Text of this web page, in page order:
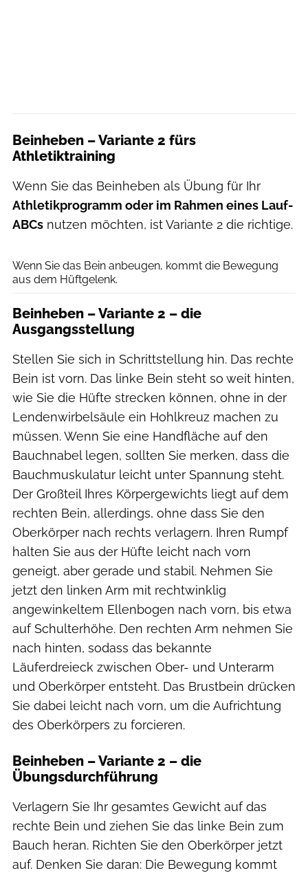
Beinheben – Variante 2 fürs
Athletiktraining
Wenn Sie das Beinheben als Übung für Ihr
Athletikprogramm oder im Rahmen eines Lauf-
ABCs nutzen möchten, ist Variante 2 die richtige.
Wenn Sie das Bein anbeugen, kommt die Bewegung
aus dem Hüftgelenk.
Beinheben – Variante 2 – die
Ausgangsstellung
Stellen Sie sich in Schrittstellung hin. Das rechte
Bein ist vorn. Das linke Bein steht so weit hinten,
wie Sie die Hüfte strecken können, ohne in der
Lendenwirbelsäule ein Hohlkreuz machen zu
müssen. Wenn Sie eine Handfläche auf den
Bauchnabel legen, sollten Sie merken, dass die
Bauchmuskulatur leicht unter Spannung steht.
Der Großteil Ihres Körpergewichts liegt auf dem
rechten Bein, allerdings, ohne dass Sie den
Oberkörper nach rechts verlagern. Ihren Rumpf
halten Sie aus der Hüfte leicht nach vorn
geneigt, aber gerade und stabil. Nehmen Sie
jetzt den linken Arm mit rechtwinklig
angewinkeltem Ellenbogen nach vorn, bis etwa
auf Schulterhöhe. Den rechten Arm nehmen Sie
nach hinten, sodass das bekannte
Läuferdreieck zwischen Ober- und Unterarm
und Oberkörper entsteht. Das Brustbein drücken
Sie dabei leicht nach vorn, um die Aufrichtung
des Oberkörpers zu forcieren.
Beinheben – Variante 2 – die
Übungsdurchführung
Verlagern Sie Ihr gesamtes Gewicht auf das
rechte Bein und ziehen Sie das linke Bein zum
Bauch heran. Richten Sie den Oberkörper jetzt
auf. Denken Sie daran: Die Bewegung kommt